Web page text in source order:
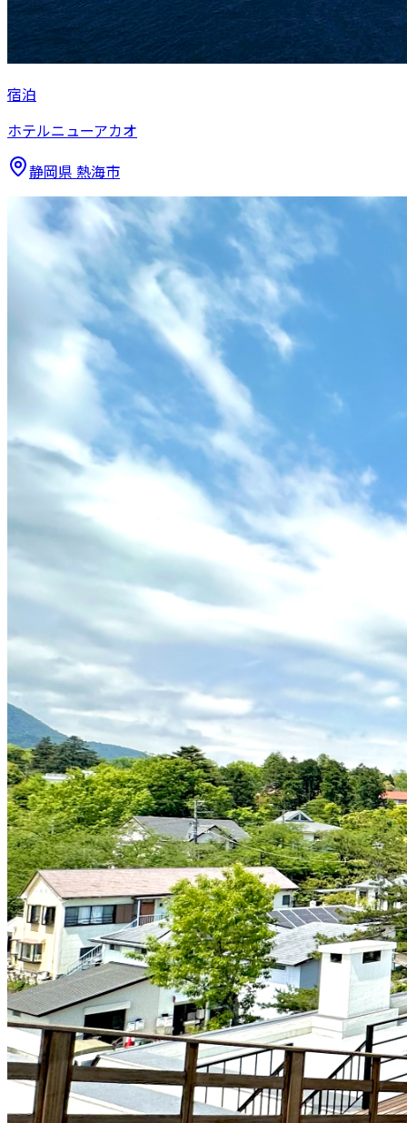
宿泊
ホテルニューアカオ
静岡県 熱海市